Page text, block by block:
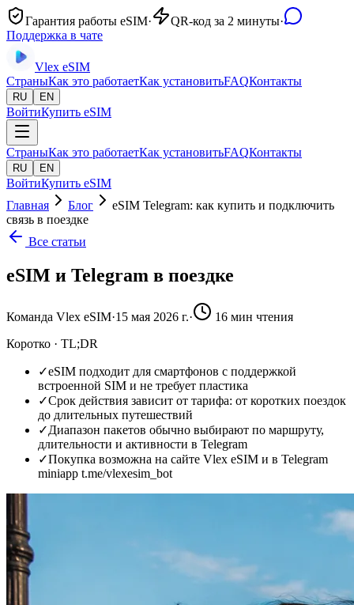
Гарантия работы eSIM· QR-код за 2 минуты·
Поддержка в чате
Vlex eSIM
СтраныКак это работаетКак установитьFAQКонтакты
RU EN
ВойтиКупить eSIM
СтраныКак это работаетКак установитьFAQКонтакты
RU EN
ВойтиКупить eSIM
Главная
Блог
eSIM Telegram: как купить и подключить
связь в поездке
Все статьи
eSIM и Telegram в поездке
Команда Vlex eSIM·15 мая 2026 г.· 16 мин чтения
Коротко · TL;DR
✓eSIM подходит для смартфонов с поддержкой
встроенной SIM и не требует пластика
✓Срок действия зависит от тарифа: от коротких поездок
до длительных путешествий
✓Диапазон пакетов обычно выбирают по маршруту,
длительности и активности в Telegram
✓Покупка возможна на сайте Vlex eSIM и в Telegram
miniapp t.me/vlexesim_bot